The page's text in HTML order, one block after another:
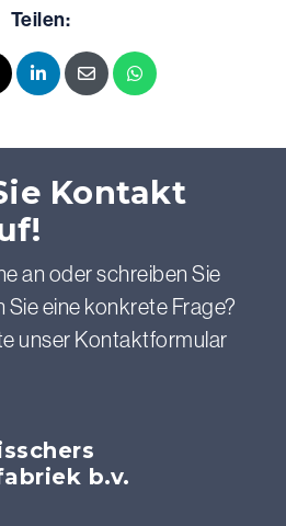
Teilen:
- TwitterLinkedInE-mailWhatsapp
Kontakt
an oder schreiben Sie
Sie eine konkrete Frage?
unser Kontaktformular
b.v.